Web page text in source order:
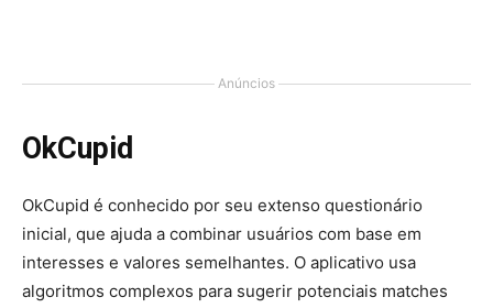
Anúncios
OkCupid
OkCupid é conhecido por seu extenso questionário
inicial, que ajuda a combinar usuários com base em
interesses e valores semelhantes. O aplicativo usa
algoritmos complexos para sugerir potenciais matches